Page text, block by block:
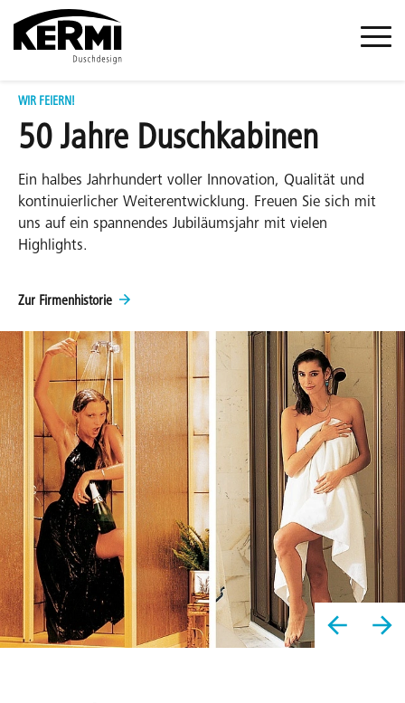
WIR FEIERN!
50 Jahre Duschkabinen
Ein halbes Jahrhundert voller Innovation, Qualität und
kontinuierlicher Weiterentwicklung. Freuen Sie sich mit
uns auf ein spannendes Jubiläumsjahr mit vielen
Highlights.
Zur Firmenhistorie